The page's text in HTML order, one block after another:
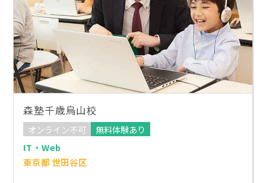
森塾千歳烏山校
オンライン不可
無料体験あり
IT・Web
東京都 世田谷区